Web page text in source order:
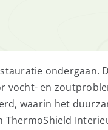
ondergaan.
vocht- en
waarin het
ThermoShield